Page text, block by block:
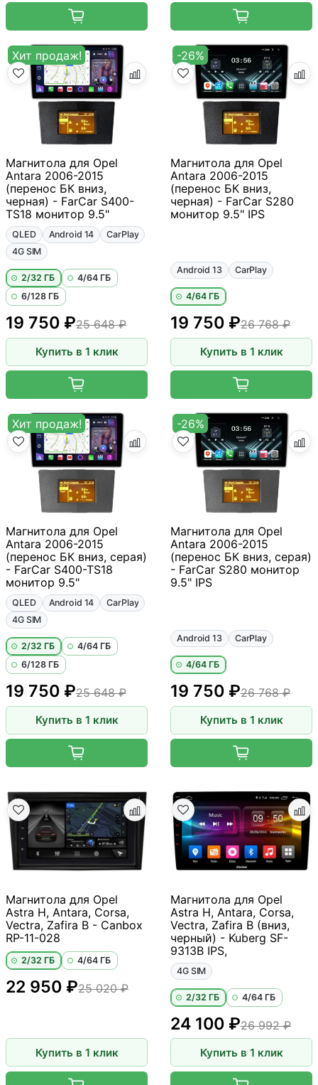
Хит продаж!
Магнитола для Opel
Antara 2006-2015
(перенос БК вниз,
черная) - FarCar S400-
TS18 монитор 9.5"
QLED Android 14
CarPlay
4G SIM
2/32 ГБ
4/64 ГБ
6/128 ГБ
19 750 ₽25 648 ₽
Купить в 1 клик
-26%
Магнитола для Opel
Antara 2006-2015
(перенос БК вниз,
черная) - FarCar S280
монитор 9.5" IPS
Android 13 CarPlay
4/64 ГБ
26 768 ₽
19 750 ₽
Купить в 1 клик
Хит продаж!
Магнитола для Opel
Antara 2006-2015
(перенос БК вниз, серая)
- FarCar S400-TS18
монитор 9.5"
QLED Android 14
CarPlay
4G SIM
2/32 ГБ
4/64 ГБ
6/128 ГБ
19 750 ₽25 648 ₽
Купить в 1 клик
-26%
Магнитола для Opel
Antara 2006-2015
(перенос БК вниз, серая)
- FarCar S280 монитор
9.5" IPS
Android 13 CarPlay
4/64 ГБ
26 768 ₽
19 750 ₽
Купить в 1 клик
Магнитола для Opel
Astra H, Antara, Corsa,
Vectra, Zafira B - Canbox
RP-11-028
2/32 ГБ 4/64 ГБ
22 950 ₽25 020 ₽
Купить в 1 клик
Магнитола для Opel
Astra H, Antara, Corsa,
Vectra, Zafira B (вниз,
черный) - Kuberg SF-
9313B IPS,
4G SIM
2/32 ГБ 4/64 ГБ
24 100 ₽26 992 ₽
Купить в 1 клик